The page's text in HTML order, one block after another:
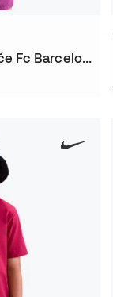
Majica Odjeća za navijače Fc Barcelone 2025. – 2026